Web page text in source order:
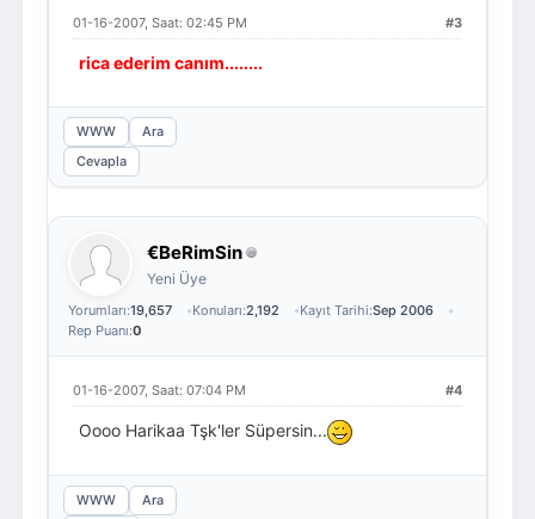
#3
01-16-2007, Saat: 02:45 PM
rica ederim canım........
WWW
Ara
Cevapla
€BeRimSin
Yeni Üye
Yorumları:19,657 Konuları:2,192 Kayıt Tarihi:Sep 2006
Rep Puanı:0
#4
01-16-2007, Saat: 07:04 PM
Oooo Harikaa Tşk'ler Süpersin...
WWW
Ara